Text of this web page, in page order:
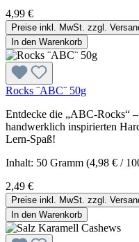
4,99 €
Preise inkl. MwSt. zzgl.
In den Warenkorb
Rocks ¨ABC¨ 50g
Entdecke die „ABC-Rocks“
handwerklich inspirierten
Lern-Spaß!
Inhalt: 50 Gramm (4,98 € /
2,49 €
Preise inkl. MwSt. zzgl.
In den Warenkorb